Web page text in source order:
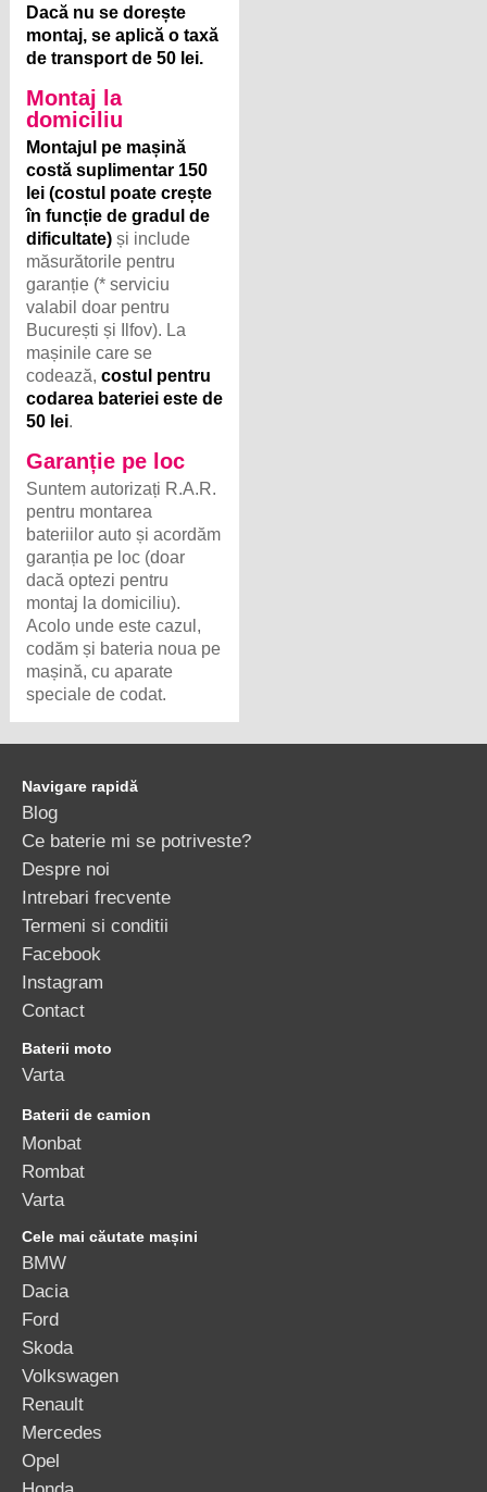
Dacă nu se dorește
montaj, se aplică o taxă
de transport de 50 lei.
Montaj la
domiciliu
Montajul pe mașină
costă suplimentar 150
lei (costul poate crește
în funcție de gradul de
dificultate) și include
măsurătorile pentru
garanție (* serviciu
valabil doar pentru
București și Ilfov). La
mașinile care se
codează,costul pentru
codarea bateriei este de
50 lei.
Garanție pe loc
Suntem autorizați R.A.R.
pentru montarea
bateriilor auto și acordăm
garanția pe loc (doar
dacă optezi pentru
montaj la domiciliu).
Acolo unde este cazul,
codăm și bateria noua pe
mașină, cu aparate
speciale de codat.
Navigare rapidă
Blog
Ce baterie mi se potriveste?
Despre noi
Intrebari frecvente
Termeni si conditii
Facebook
Instagram
Contact
Baterii moto
Varta
Baterii de camion
Monbat
Rombat
Varta
Cele mai căutate mașini
BMW
Dacia
Ford
Skoda
Volkswagen
Renault
Mercedes
Opel